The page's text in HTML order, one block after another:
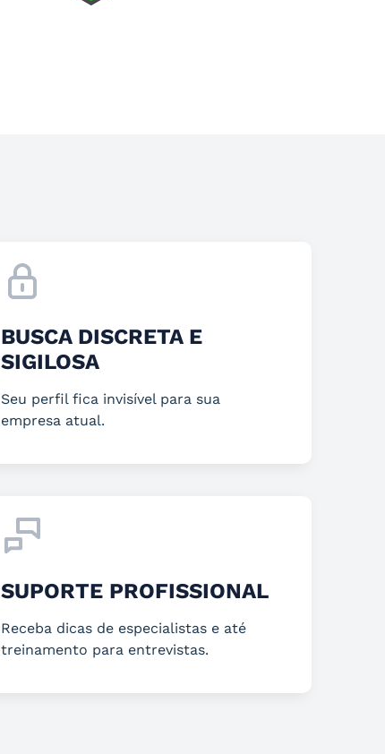
BUSCA DISCRETA E
SIGILOSA
Seu perfil fica invisível para sua
empresa atual.
SUPORTE PROFISSIONAL
Receba dicas de especialistas e até
treinamento para entrevistas.